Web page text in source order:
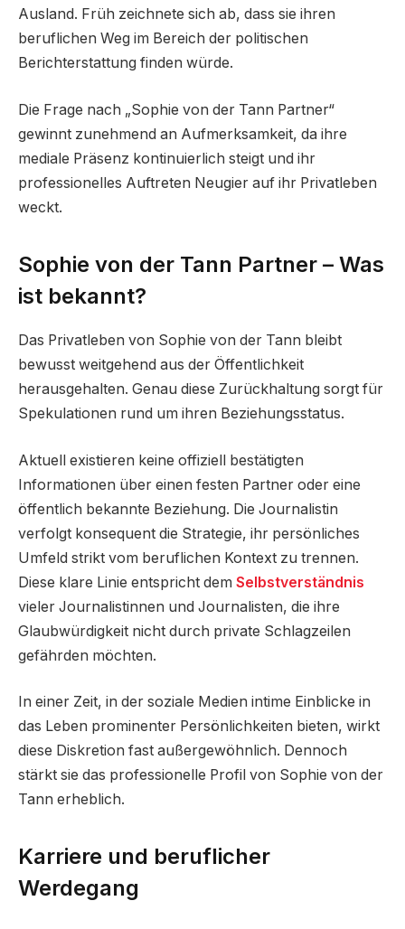
Ausland. Früh zeichnete sich ab, dass sie ihren
beruflichen Weg im Bereich der politischen
Berichterstattung finden würde.
Die Frage nach „Sophie von der Tann Partner“
gewinnt zunehmend an Aufmerksamkeit, da ihre
mediale Präsenz kontinuierlich steigt und ihr
professionelles Auftreten Neugier auf ihr Privatleben
weckt.
Sophie von der Tann Partner – Was
ist bekannt?
Das Privatleben von Sophie von der Tann bleibt
bewusst weitgehend aus der Öffentlichkeit
herausgehalten. Genau diese Zurückhaltung sorgt für
Spekulationen rund um ihren Beziehungsstatus.
Aktuell existieren keine offiziell bestätigten
Informationen über einen festen Partner oder eine
öffentlich bekannte Beziehung. Die Journalistin
verfolgt konsequent die Strategie, ihr persönliches
Umfeld strikt vom beruflichen Kontext zu trennen.
Diese klare Linie entspricht dem Selbstverständnis
vieler Journalistinnen und Journalisten, die ihre
Glaubwürdigkeit nicht durch private Schlagzeilen
gefährden möchten.
In einer Zeit, in der soziale Medien intime Einblicke in
das Leben prominenter Persönlichkeiten bieten, wirkt
diese Diskretion fast außergewöhnlich. Dennoch
stärkt sie das professionelle Profil von Sophie von der
Tann erheblich.
Karriere und beruflicher
Werdegang